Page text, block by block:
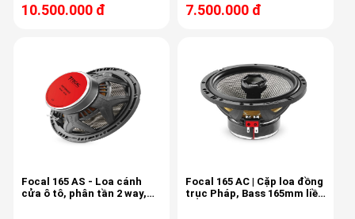
10.500.000 đ 7.500.000 đ
Focal 165 AS - Loa cánh
cửa ô tô, phân tần 2 way,
Focal 165 AC | Cặp loa đồng
trục Pháp, Bass 165mm liền